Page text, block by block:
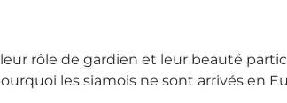
rôle de gardien et leur beauté
les siamois ne sont arrivés en